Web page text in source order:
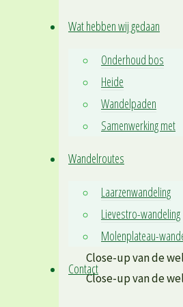
Wat hebben wij gedaan
Onderhoud bos
Heide
Wandelpaden
Samenwerking met
Wandelroutes
Laarzenwandeling
Lievestro-wandeling
Molenplateau-
Contact
De vrij zeldzame
Close-up van de
Close-up van de